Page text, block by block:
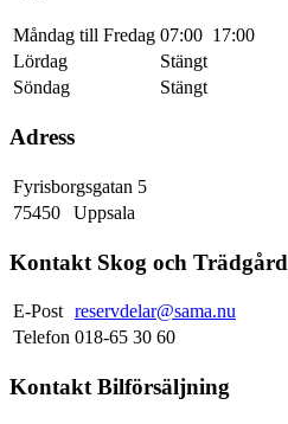
Måndag till Fredag 07:00 17:00
Lördag
Stängt
Söndag
Stängt
Adress
Fyrisborgsgatan 5
75450
Uppsala
Kontakt Skog och Trädgård
E-Post reservdelar@sama.nu
Telefon 018-65 30 60
Kontakt Bilförsäljning